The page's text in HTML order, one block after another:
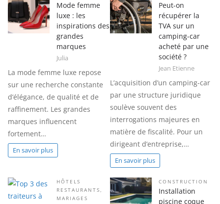
Mode femme
luxe : les
inspirations des
grandes
marques
Julia
La mode femme luxe repose
sur une recherche constante
d’élégance, de qualité et de
raffinement. Les grandes
marques influencent
fortement…
En savoir plus
Peut-on
récupérer la
TVA sur un
camping-car
acheté par une
société ?
Jean Etienne
L’acquisition d’un camping-car
par une structure juridique
soulève souvent des
interrogations majeures en
matière de fiscalité. Pour un
dirigeant d’entreprise,…
En savoir plus
HÔTELS
RESTAURANTS,
MARIAGES
CONSTRUCTION
Installation
piscine coque